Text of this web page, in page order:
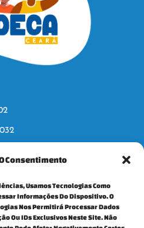
Consentimento
Usamos Tecnologias Como
Informações Do Dispositivo. O
Nos Permitirá Processar Dados
Ou IDs Exclusivos Neste Site. Não